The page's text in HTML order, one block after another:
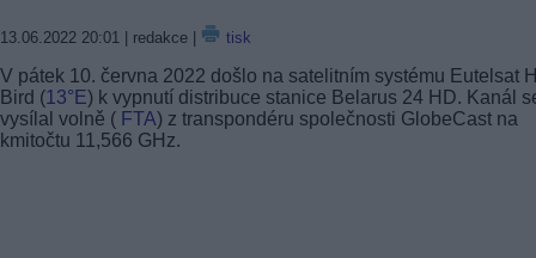
13.06.2022 20:01 | redakce | tisk
V pátek 10. června 2022 došlo na satelitním systému Eutelsat
Bird (13°E) k vypnutí distribuce stanice Belarus 24 HD. Kanál
vysílal volně ( FTA) z transpondéru společnosti GlobeCast na
kmitočtu 11,566 GHz.